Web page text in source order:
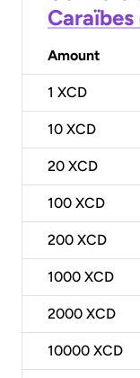
Amount
1 XCD
10 XCD
20 XCD
100 XCD
200 XCD
1000 XCD
2000 XCD
10000 XCD